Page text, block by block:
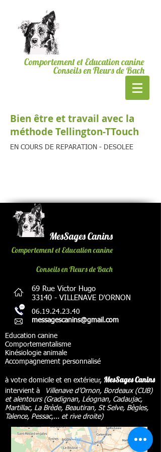
Comportement et Education canine
Conseils en Fleurs de Bach
Bien être et travail avec la
méthode Tellington-TTouch
EN COURS DE REPARATION - DESOLEE
MesSages Canins
Comportement et Education canine
Conseils en Fleurs de Bach
69 Rue Victor Hugo
33140 - VILLENAVE D'ORNON
06.19.24.23.40
messagescanins@gmail.com
Education canine
Comportementalisme
Kinésiologie animale
Accompagnement personnalisé
à votre domicile et en extérieur, MesSages Canins
intervient à Villenave d’Ornon, Bordeaux (CUB)
et alentours (Gradignan, Léognan, Cadaujac,
Martillac, La Brède, Beautiran, St Selve, Bègles,
Talence, Pessac,... et rive droite)